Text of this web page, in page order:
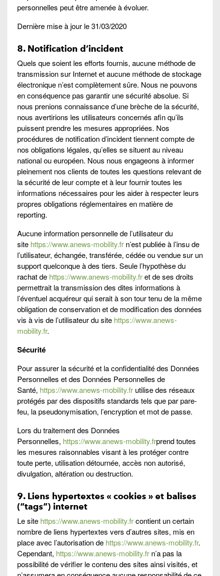
personnelles peut être amenée à évoluer.
Dernière mise à jour le 31/03/2020
8. Notification d’incident
Quels que soient les efforts fournis, aucune méthode de
transmission sur Internet et aucune méthode de stockage
électronique n’est complètement sûre. Nous ne pouvons
en conséquence pas garantir une sécurité absolue. Si
nous prenions connaissance d’une brèche de la sécurité,
nous avertirions les utilisateurs concernés afin qu’ils
puissent prendre les mesures appropriées. Nos
procédures de notification d’incident tiennent compte de
nos obligations légales, qu’elles se situent au niveau
national ou européen. Nous nous engageons à informer
pleinement nos clients de toutes les questions relevant de
la sécurité de leur compte et à leur fournir toutes les
informations nécessaires pour les aider à respecter leurs
propres obligations réglementaires en matière de
reporting.
Aucune information personnelle de l’utilisateur du
site https://www.anews-mobility.fr n’est publiée à l’insu de
l’utilisateur, échangée, transférée, cédée ou vendue sur un
support quelconque à des tiers. Seule l’hypothèse du
rachat de https://www.anews-mobility.fret de ses droits
permettrait la transmission des dites informations à
l’éventuel acquéreur qui serait à son tour tenu de la même
obligation de conservation et de modification des données
vis à vis de l’utilisateur du site https://www.anews-
mobility.fr.
Sécurité
Pour assurer la sécurité et la confidentialité des Données
Personnelles et des Données Personnelles de
Santé, https://www.anews-mobility.fr utilise des réseaux
protégés par des dispositifs standards tels que par pare-
feu, la pseudonymisation, l’encryption et mot de passe.
Lors du traitement des Données
Personnelles, https://www.anews-mobility.frprend toutes
les mesures raisonnables visant à les protéger contre
toute perte, utilisation détournée, accès non autorisé,
divulgation, altération ou destruction.
9. Liens hypertextes « cookies » et balises
(“tags”) internet
Le site https://www.anews-mobility.frcontient un certain
nombre de liens hypertextes vers d’autres sites, mis en
place avec l’autorisation de https://www.anews-mobility.fr.
Cependant, https://www.anews-mobility.fr n’a pas la
possibilité de vérifier le contenu des sites ainsi visités, et